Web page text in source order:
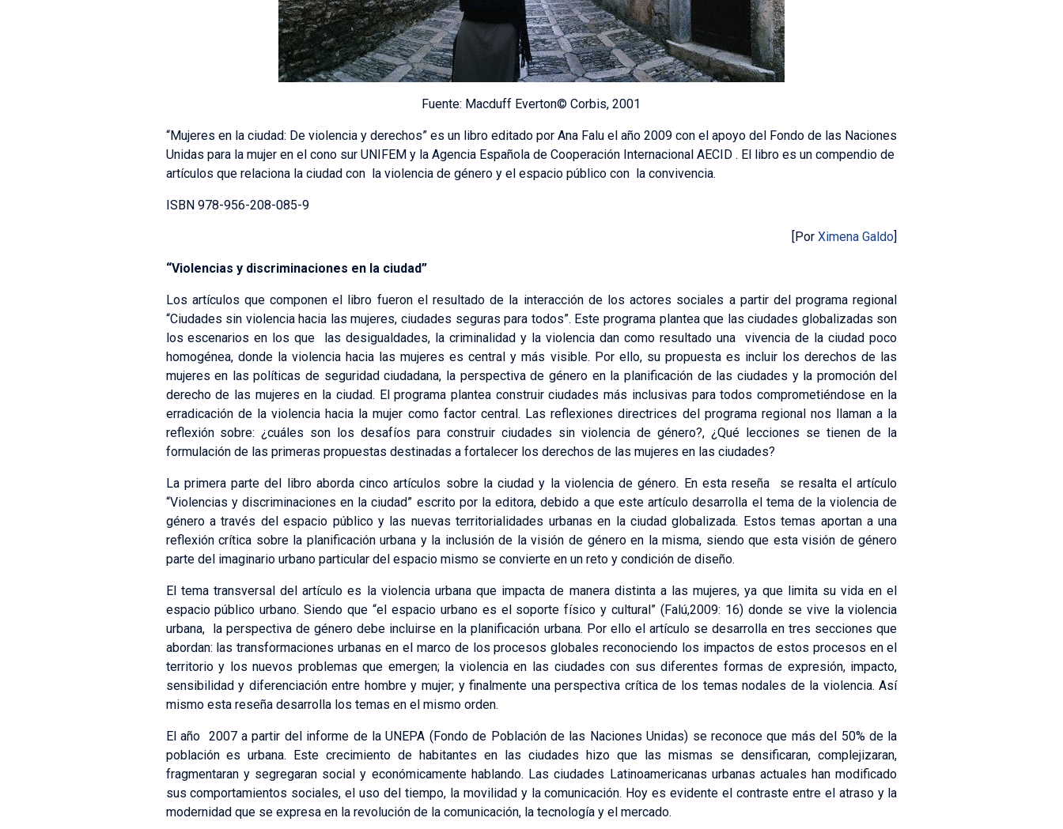
Fuente: Macduff Everton© Corbis, 2001
“Mujeres en la ciudad: De violencia y derechos” es un libro editado por Ana Falu el año 2009 con el apoyo del Fondo de las Naciones
Unidas para la mujer en el cono sur UNIFEM y la Agencia Española de Cooperación Internacional AECID . El libro es un compendio de
artículos que relaciona la ciudad con la violencia de género y el espacio público con la convivencia.
ISBN 978-956-208-085-9
[PorXimena Galdo]
“Violencias y discriminaciones en la ciudad”
Los artículos que componen el libro fueron el resultado de la interacción de los actores sociales a partir del programa regional
“Ciudades sin violencia hacia las mujeres, ciudades seguras para todos”. Este programa plantea que las ciudades globalizadas son
los escenarios en los que las desigualdades, la criminalidad y la violencia dan como resultado una vivencia de la ciudad poco
homogénea, donde la violencia hacia las mujeres es central y más visible. Por ello, su propuesta es incluir los derechos de las
mujeres en las políticas de seguridad ciudadana, la perspectiva de género en la planificación de las ciudades y la promoción del
derecho de las mujeres en la ciudad. El programa plantea construir ciudades más inclusivas para todos comprometiéndose en la
erradicación de la violencia hacia la mujer como factor central. Las reflexiones directrices del programa regional nos llaman a la
reflexión sobre: ¿cuáles son los desafíos para construir ciudades sin violencia de género?, ¿Qué lecciones se tienen de la
formulación de las primeras propuestas destinadas a fortalecer los derechos de las mujeres en las ciudades?
La primera parte del libro aborda cinco artículos sobre la ciudad y la violencia de género. En esta reseña se resalta el artículo
“Violencias y discriminaciones en la ciudad” escrito por la editora, debido a que este artículo desarrolla el tema de la violencia de
género a través del espacio público y las nuevas territorialidades urbanas en la ciudad globalizada. Estos temas aportan a una
reflexión crítica sobre la planificación urbana y la inclusión de la visión de género en la misma, siendo que esta visión de género
parte del imaginario urbano particular del espacio mismo se convierte en un reto y condición de diseño.
El tema transversal del artículo es la violencia urbana que impacta de manera distinta a las mujeres, ya que limita su vida en el
espacio público urbano. Siendo que “el espacio urbano es el soporte físico y cultural” (Falú,2009: 16) donde se vive la violencia
urbana, la perspectiva de género debe incluirse en la planificación urbana. Por ello el artículo se desarrolla en tres secciones que
abordan: las transformaciones urbanas en el marco de los procesos globales reconociendo los impactos de estos procesos en el
territorio y los nuevos problemas que emergen; la violencia en las ciudades con sus diferentes formas de expresión, impacto,
sensibilidad y diferenciación entre hombre y mujer; y finalmente una perspectiva crítica de los temas nodales de la violencia. Así
mismo esta reseña desarrolla los temas en el mismo orden.
El año 2007 a partir del informe de la UNEPA (Fondo de Población de las Naciones Unidas) se reconoce que más del 50% de la
población es urbana. Este crecimiento de habitantes en las ciudades hizo que las mismas se densificaran, complejizaran,
fragmentaran y segregaran social y económicamente hablando. Las ciudades Latinoamericanas urbanas actuales han modificado
sus comportamientos sociales, el uso del tiempo, la movilidad y la comunicación. Hoy es evidente el contraste entre el atraso y la
modernidad que se expresa en la revolución de la comunicación, la tecnología y el mercado.